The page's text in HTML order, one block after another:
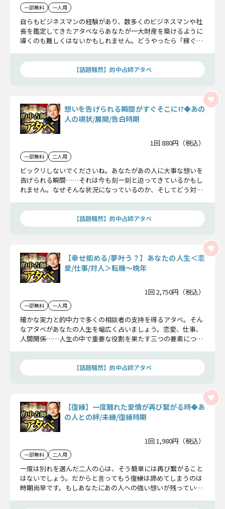
一部無料 一人用
自らもビジネスマンの経験があり、数多くのビジネスマンや社
長を鑑定してきたアタベならあなたが一大財産を築けるように
導くのも難しくはないかもしれません。どうやったら「稼ぐ」
ましょう。
【話題騒然】的中占師アタベ
想いを告げられる瞬間がすぐそこに!?◆あの
人の現状/展開/告白時期
1回 880円（税込）
一部無料 二人用
ビックリしないでくださいね。あなたがあの人に大事な想いを
告げられる瞬間……それは今も刻一刻と迫ってきているかもし
れません。なぜそんな状況になっているのか、そしてどう対応
ましょう。
【話題騒然】的中占師アタベ
【幸せ掴める/夢叶う？】あなたの人生＜恋
愛/仕事/対人＞転機〜晩年
1回 2,750円（税込）
一部無料 一人用
確かな実力と的中力で多くの相談者の支持を得るアタベ。そん
なアタベがあなたの人生を幅広く占いましょう。恋愛、仕事、
人間関係……人生の中で重要な役割を果たす三つの要素につい
す。
【話題騒然】的中占師アタベ
【復縁】一度離れた愛情が再び繋がる時◆あ
の人との絆/未練/復縁時期
1回 1,980円（税込）
一部無料 二人用
一度は別れを選んだ二人の心は、そう簡単には再び繋がること
はないでしょう。だからと言ってもう復縁は諦めてしまうのは
時期尚早です。もしあなたにあの人への強い想いが残っている
伝いします。